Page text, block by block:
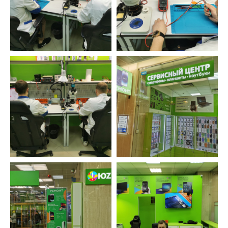
Не переезжаем, не пропадаем. Находим
решения, даже в самых тяжелых ситуациях.
Бесплатно исправляем ошибки, возникшие
по нашей вине.
Ответственность
Оставьте заявку и мы перезвоним вам в
ближайшее рабочее время
ОСТАВИТЬ ЗАЯВКУ